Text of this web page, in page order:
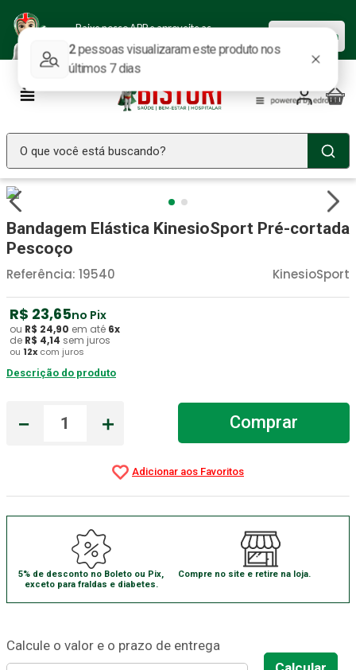
Baixe nosso APP e aproveite as
ofertas.
Baixar agora
O que você está buscando?
Bandagem Elástica KinesioSport Pré-cortada
Pescoço
KinesioSport
Referência: 19540
R$ 23,65no Pix
ou R$ 24,90 em até 6x
de R$ 4,14 sem juros
ou 12x com juros
Descrição do produto
＋
－ Comprar
5% de desconto no Boleto ou Pix,
exceto para fraldas e diabetes.
Compre no site e retire na loja.
2º Fralda Geriatrica
3º Luva Latex
4º Littmann
5 º Estetoscopio Littmann
6º Aparelho Pressão
7º Absorvente Geriatrico
Cadeira Banho